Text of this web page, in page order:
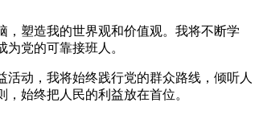
塑造我的世界观和价值观。我将不断学
党的可靠接班人。
动，我将始终践行党的群众路线，倾听人
始终把人民的利益放在首位。